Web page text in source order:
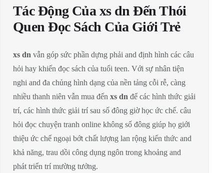
Tác Động Của xs dn Đến Thói
Quen Đọc Sách Của Giới Trẻ
xs dn vẫn góp sức phần dựng phải and định hình các câu
hỏi hay khiến đọc sách của tuổi teen. Với sự nhân tiện
nghi and đa chủng hình dạng của nền tảng cỗi rễ, càng
nhiều thanh niên vẫn mua đến xs dn để các hình thức giải
trí, các hình thức giải trí sau số đông giờ học ức chế. câu
hỏi đọc chuyện tranh online không số đông giúp họ giới
thiệu ức chế ngoại bớt chất lượng lan rộng kiến thức and
khả năng, trau dồi công dụng ngôn trong khoảng and
phát triển trí mường tưởng.